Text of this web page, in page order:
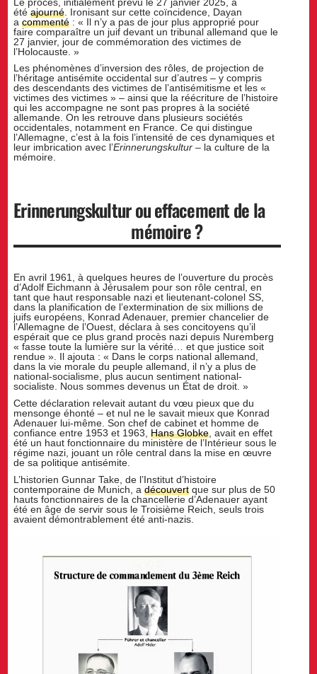
étéajourné . Ironisant sur cette coïncidence, Dayan
acommenté : « Il n’y a pas de jour plus approprié pour
faire comparaître un juif devant un tribunal allemand que le
27 janvier, jour de commémoration des victimes de
l’Holocauste. »
Les phénomènes d’inversion des rôles, de projection de
l’héritage antisémite occidental sur d’autres – y compris
des descendants des victimes de l’antisémitisme et les «
victimes des victimes » – ainsi que la réécriture de l’histoire
qui les accompagne ne sont pas propres à la société
allemande. On les retrouve dans plusieurs sociétés
occidentales, notamment en France. Ce qui distingue
l’Allemagne, c’est à la fois l’intensité de ces dynamiques et
leur imbrication avec l’Erinnerungskultur – la culture de la
mémoire.
Erinnerungskulturou effacement de la
mémoire ?
En avril 1961, à quelques heures de l’ouverture du procès
d’Adolf Eichmann à Jérusalem pour son rôle central, en
tant que haut responsable nazi et lieutenant-colonel SS,
dans la planification de l’extermination de six millions de
juifs européens, Konrad Adenauer, premier chancelier de
l’Allemagne de l’Ouest, déclara à ses concitoyens qu’il
espérait que ce plus grand procès nazi depuis Nuremberg
« fasse toute la lumière sur la vérité… et que justice soit
rendue ». Il ajouta : « Dans le corps national allemand,
dans la vie morale du peuple allemand, il n’y a plus de
national-socialisme, plus aucun sentiment national-
socialiste. Nous sommes devenus un État de droit. »
Cette déclaration relevait autant du vœu pieux que du
mensonge éhonté – et nul ne le savait mieux que Konrad
Adenauer lui-même. Son chef de cabinet et homme de
confiance entre 1953 et 1963,Hans Globke, avait en effet
été un haut fonctionnaire du ministère de l’Intérieur sous le
régime nazi, jouant un rôle central dans la mise en œuvre
de sa politique antisémite.
L’historien Gunnar Take, de l’Institut d’histoire
contemporaine de Munich, adécouvert que sur plus de 50
hauts fonctionnaires de la chancellerie d’Adenauer ayant
été en âge de servir sous le Troisième Reich, seuls trois
avaient démontrablement été anti-nazis.